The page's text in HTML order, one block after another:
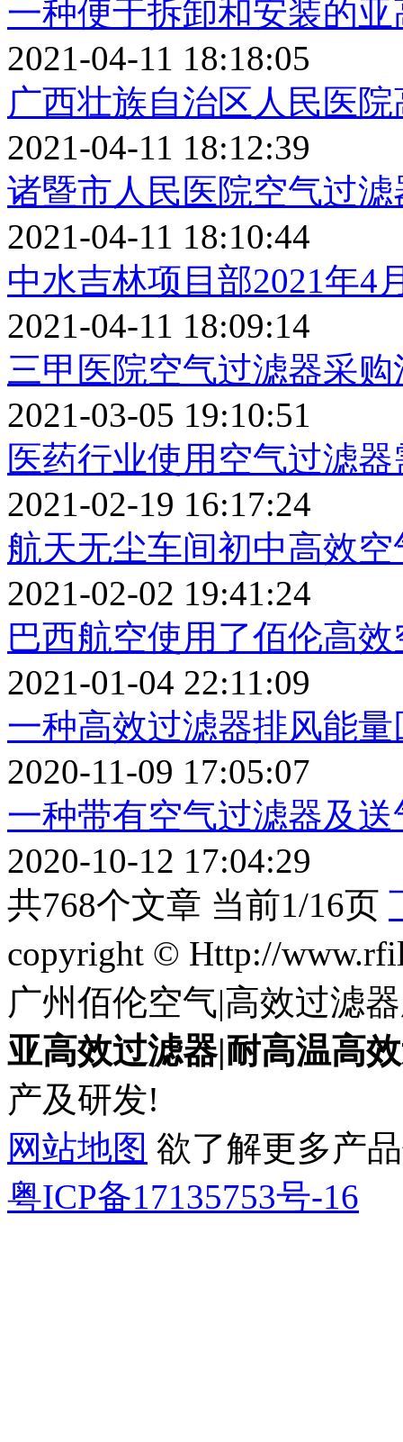
一种便于拆卸和安装的
2021-04-11 18:18:05
广西壮族自治区人民医
2021-04-11 18:12:39
诸暨市人民医院空气过
2021-04-11 18:10:44
中水吉林项目部2021年4
2021-04-11 18:09:14
三甲医院空气过滤器采
2021-03-05 19:10:51
医药行业使用空气过滤
2021-02-19 16:17:24
航天无尘车间初中高效
2021-02-02 19:41:24
巴西航空使用了佰伦高
2021-01-04 22:11:09
一种高效过滤器排风能
2020-11-09 17:05:07
一种带有空气过滤器及
2020-10-12 17:04:29
共768个文章 当前1/16页
copyright © Http://
广州佰伦空气|高效过滤
亚高效过滤器|耐高温高
产及研发!
网站地图 欲了解更多产
粤ICP备17135753号-16